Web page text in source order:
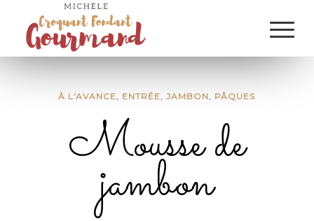
À L'AVANCE, ENTRÉE,JAMBON, PÂQUES
Mousse de
jambon